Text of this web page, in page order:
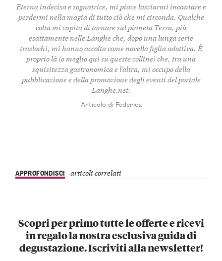
Eterna indecisa e sognatrice, mi piace lasciarmi incantare e
perdermi nella magia di tutto ciò che mi circonda. Qualche
volta mi capita di tornare sul pianeta Terra, più
esattamente nelle Langhe che, dopo una lunga serie
traslochi, mi hanno accolta come novella figlia adottiva. È
proprio là (o meglio qui su queste colline) che, tra una
squisitezza gastronomica e l’altra, mi occupo della
pubblicazione e della promozione degli eventi del portale
Langhe.net.
Articolo di Federica
APPROFONDISCI articoli correlati
Scopri per primo tutte le offerte e ricevi
in regalo la nostra esclusiva guida di
degustazione. Iscriviti alla newsletter!